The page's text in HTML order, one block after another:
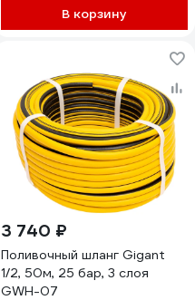
В корзину
3 740 ₽
Поливочный шланг Gigant
1/2, 50м, 25 бар, 3 слоя
GWH-07